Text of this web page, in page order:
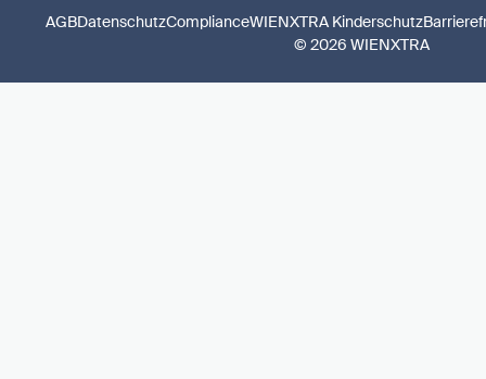
© 2026 WIENXTRA
AGBDatenschutzComplianceWIENXTRA Kinderschutz